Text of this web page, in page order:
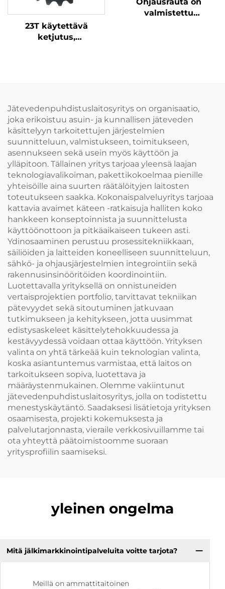
23T käytettävä
ketjutus,
Ohjausrauta on
valmistettu
Jätevedenpuhdistuslaitosyritys on organisaatio,
joka erikoistuu asuin- ja kunnallisen jäteveden
käsittelyyn tarkoitettujen järjestelmien
suunnitteluun, valmistukseen, toimitukseen,
asennukseen sekä usein myös käyttöön ja
ylläpitoon. Tällainen yritys tarjoaa yleensä laajan
teknologiavalikoiman, pakettikokoelmaa pienille
yhteisöille aina suurten räätälöityjen laitosten
toteutukseen saakka. Kokonaispalveluyritys tarjoaa
kattavia avaimet käteen -ratkaisuja halliten koko
hankkeen konseptoinnista ja suunnittelusta
käyttöönottoon ja pitkäaikaiseen tukeen asti.
Ydinosaaminen perustuu prosessitekniikkaan,
säiliöiden ja laitteiden koneelliseen suunnitteluun,
sähkö- ja ohjausjärjestelmien integrointiin sekä
rakennusinsinööritöiden koordinointiin.
Luotettavalla yrityksellä on onnistuneiden
vertaisprojektien portfolio, tarvittavat tekniikan
pätevyydet sekä sitoutuminen jatkuvaan
tutkimukseen ja kehitykseen, jotta uusimmat
edistysaskeleet käsittelytehokkuudessa ja
kestävyydessä voidaan ottaa käyttöön. Yrityksen
valinta on yhtä tärkeää kuin teknologian valinta,
koska asiantuntemus varmistaa, että laitos on
tarkoitukseen sopiva, luotettava ja
määräystenmukainen. Olemme vakiintunut
jätevedenpuhdistuslaitosyritys, jolla on todistettu
menestyskäytäntö. Saadaksesi lisätietoja yrityksen
osaamisesta, projekti kokemuksesta ja
palvelutarjonnasta, vieraile verkkosivuillamme tai
ota yhteyttä päätoimistoomme suoraan
yritysprofiilin saamiseksi.
yleinen ongelma
Mitä jälkimarkkinointipalveluita voitte tarjota?
Meillä on ammattitaitoinen